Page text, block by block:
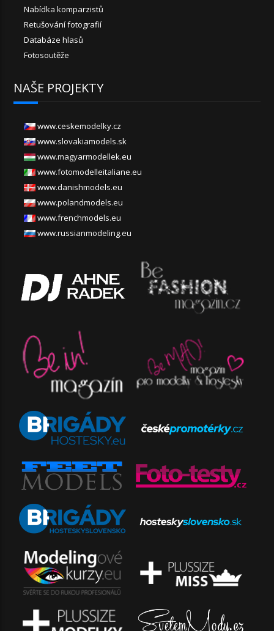
Nabídka komparzistů
Retušování fotografií
Databáze hlasů
Fotosoutěže
NAŠE PROJEKTY
www.ceskemodelky.cz
www.slovakiamodels.sk
www.magyarmodellek.eu
www.fotomodelleitaliane.eu
www.danishmodels.eu
www.polandmodels.eu
www.frenchmodels.eu
www.russianmodeling.eu